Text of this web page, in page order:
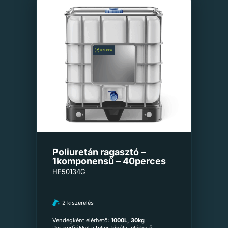
Poliuretán ragasztó –
1komponensű – 40perces
HE50134G
2 kiszerelés
Vendégként elérhető: 1000L, 30kg